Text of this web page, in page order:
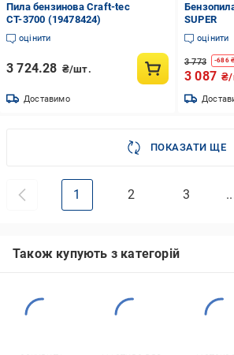
Пила бензинова Craft-tec
СТ-3700 (19478424)
оцінити
3 724.28 ₴/шт.
Доставимо
SUPER
оцінити
3 773 -686
3 087 ₴/
ПОКАЗАТИ ЩЕ
1 2 3
Також купують з категорій